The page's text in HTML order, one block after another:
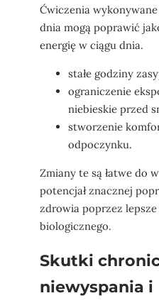
Ćwiczenia
dnia mogą poprawić
energię w ciągu dnia.
stałe godziny
ograniczenie
niebieskie przed
stworzenie
odpoczynku.
Zmiany te są łatwe do
potencjał znacznej
zdrowia poprzez
biologicznego.
Skutki
niewyspania i